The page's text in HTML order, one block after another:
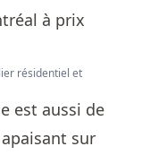
résidentiel et
est aussi de
sur